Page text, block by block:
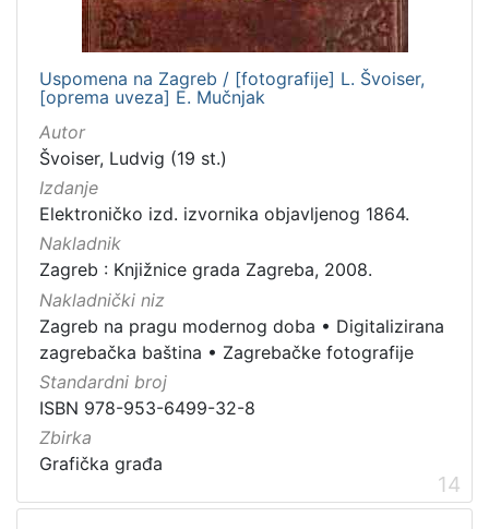
Uspomena na Zagreb / [fotografije] L. Švoiser,
[oprema uveza] E. Mučnjak
Autor
Švoiser, Ludvig (19 st.)
Izdanje
Elektroničko izd. izvornika objavljenog 1864.
Nakladnik
Zagreb : Knjižnice grada Zagreba, 2008.
Nakladnički niz
Zagreb na pragu modernog doba • Digitalizirana
zagrebačka baština • Zagrebačke fotografije
Standardni broj
ISBN 978-953-6499-32-8
Zbirka
Grafička građa
14